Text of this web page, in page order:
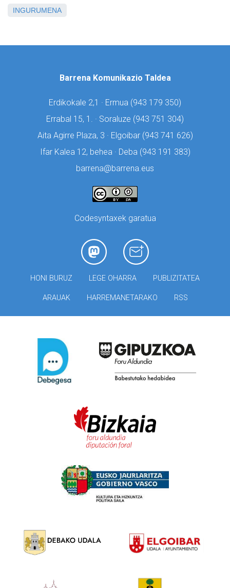
INGURUMENA
Barrena Komunikazio Taldea
Erdikokale 2,1 · Ermua (943 179 350)
Errabal 15, 1. · Soraluze (943 751 304)
Aita Agirre Plaza, 3 · Elgoibar (943 741 626)
Ifar Kalea 12, behea · Deba (943 191 383)
barrena@barrena.eus
Codesyntaxek garatua
HONI BURUZ LEGE OHARRA PUBLIZITATEA
ARAUAK HARREMANETARAKO RSS